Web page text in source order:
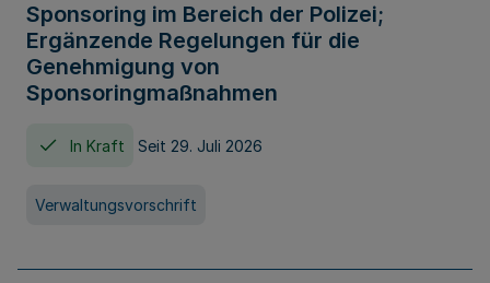
Sponsoring im Bereich der Polizei;
Ergänzende Regelungen für die
Genehmigung von
Sponsoringmaßnahmen
In Kraft Seit 29. Juli 2026
Verwaltungsvorschrift